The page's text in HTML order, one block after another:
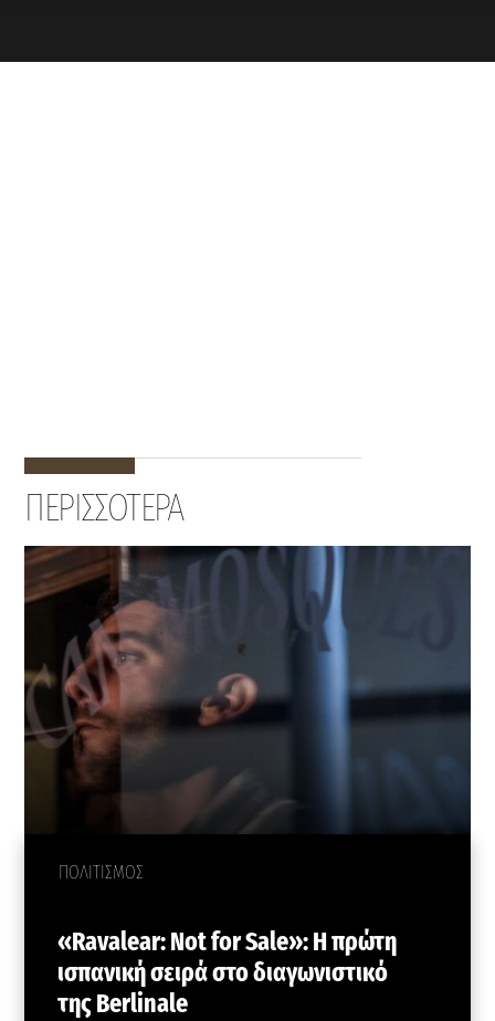
ΠΕΡΙΣΣΟΤΕΡΑ
ΠΟΛΙΤΙΣΜΟΣ
«Ravalear: Not for Sale»: Η πρώτη
ισπανική σειρά στο διαγωνιστικό
της Berlinale